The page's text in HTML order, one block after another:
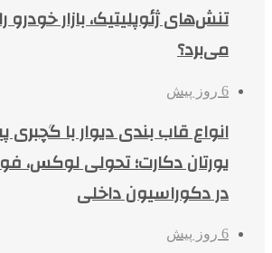
تنش‌های ژئوپلیتیک، بازار
می‌برد؟
6 روز پیش
انواع قاب بندی دیوار با
یورتان دکارت؛ تحولی لوکس،
در دکوراسیون داخلی
6 روز پیش